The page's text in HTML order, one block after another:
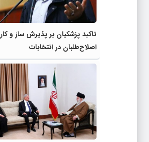
تاکید پزشکیان بر پذیرش ساز و کار
اصلاح‌طلبان در انتخابات